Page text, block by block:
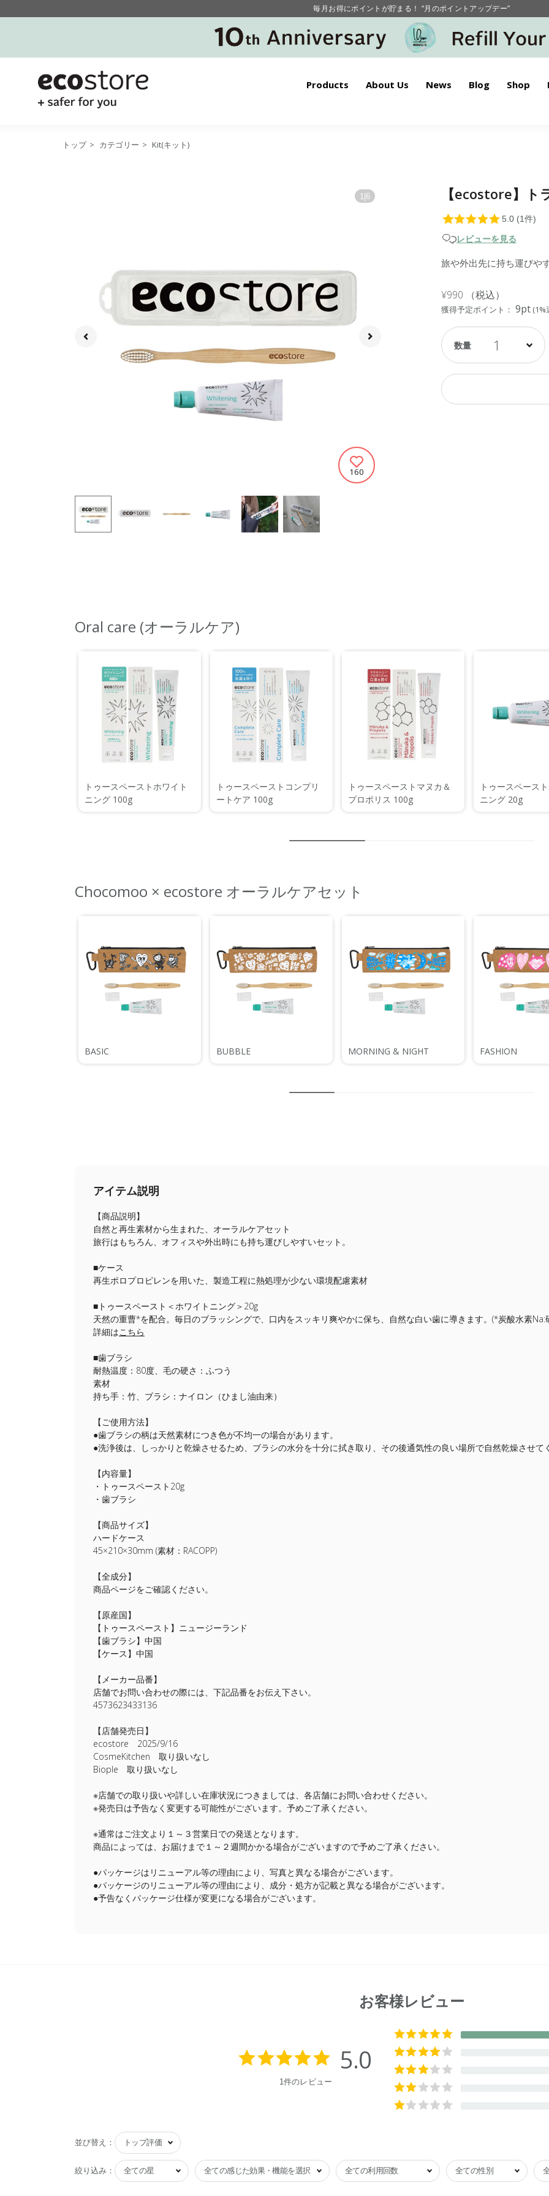
毎月お得にポイントが貯まる！ “月のポイントアップデー”
【重要】お盆期間中のお問い合わせと商品配送に関しまして
毎月お得にポイントが貯まる！ “月のポイントアップデー”
Products About Us News Blog Shop
トップ > カテゴリー > Kit(キット)
1 |6
160
【ecostore】ト
レビューを見る
旅や外出先に持ち運びや
¥990 （税込）
獲得予定ポイント： 9pt (1%
1
Oral care (オーラルケア)
トゥースペーストホワイト
ニング 100g
トゥースペーストコンプリ
ートケア 100g
トゥースペーストマヌカ＆
プロポリス 100g
トゥースペース
ニング 20g
Chocomoo × ecostore オーラルケアセット
BASIC BUBBLE MORNING & NIGHT FASHION
アイテム説明
【商品説明】
自然と再生素材から生まれた、オーラルケアセット
旅行はもちろん、オフィスや外出時にも持ち運びしやすいセット。
■ケース
再生ポロプロピレンを用いた、製造工程に熱処理が少ない環境配慮素材
■トゥースペースト＜ホワイトニング＞20g
天然の重曹*を配合。毎日のブラッシングで、口内をスッキリ爽やかに保ち、自然な白い歯に導きます。(*炭酸水素Na:
詳細はこちら
■歯ブラシ
耐熱温度：80度、毛の硬さ：ふつう
素材
持ち手：竹、ブラシ：ナイロン（ひまし油由来）
【ご使用方法】
●歯ブラシの柄は天然素材につき色が不均一の場合があります。
●洗浄後は、しっかりと乾燥させるため、ブラシの水分を十分に拭き取り、その後通気性の良い場所で自然乾燥させて
【内容量】
・トゥースペースト20g
・歯ブラシ
【商品サイズ】
ハードケース
45×210×30mm (素材：RACOPP)
【全成分】
商品ページをご確認ください。
【原産国】
【トゥースペースト】ニュージーランド
【歯ブラシ】中国
【ケース】中国
【メーカー品番】
店舗でお問い合わせの際には、下記品番をお伝え下さい。
4573623433136
【店舗発売日】
ecostore 2025/9/16
CosmeKitchen 取り扱いなし
Biople 取り扱いなし
※店舗での取り扱いや詳しい在庫状況につきましては、各店舗にお問い合わせください。
※発売日は予告なく変更する可能性がございます。予めご了承ください。
※通常はご注文より１～３営業日での発送となります。
商品によっては、お届けまで１～２週間かかる場合がございますので予めご了承ください。
●パッケージはリニューアル等の理由により、写真と異なる場合がございます。
●パッケージのリニューアル等の理由により、成分・処方が記載と異なる場合がございます。
●予告なくパッケージ仕様が変更になる場合がございます。
お客様レビュー